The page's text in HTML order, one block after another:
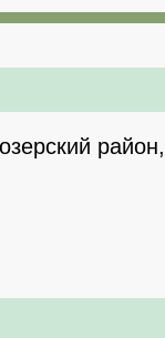
район,